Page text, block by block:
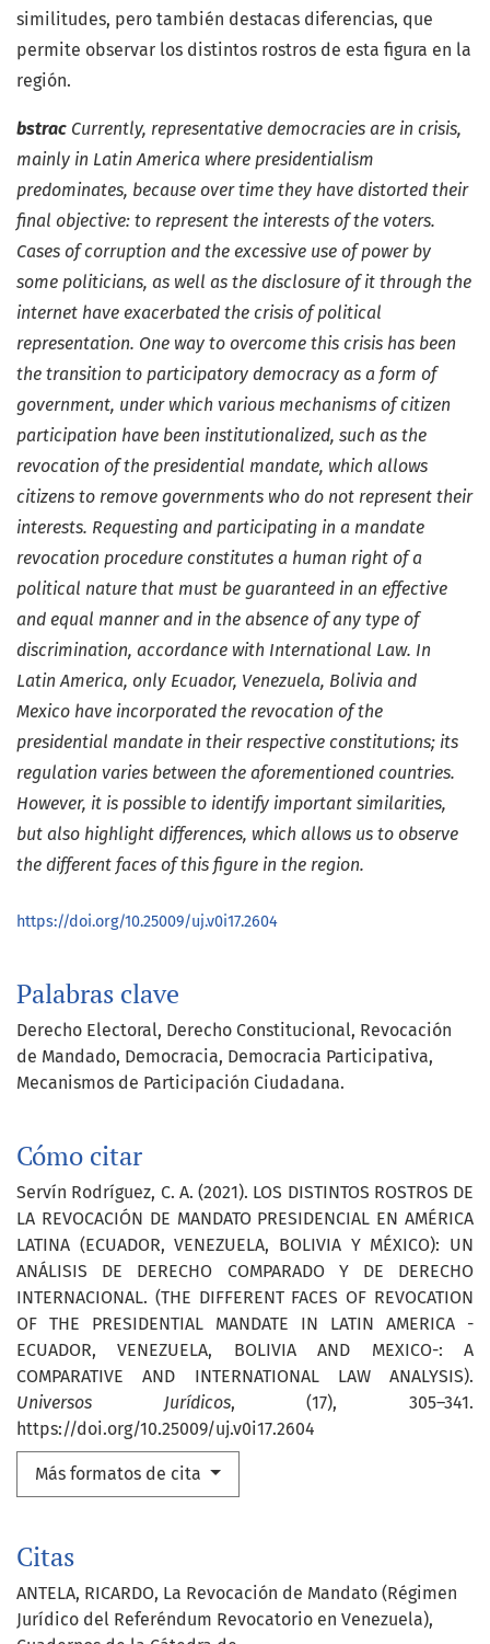
Palabras clave
Derecho Electoral Derecho Constitucional Revocación
de Mandado Democracia Democracia Participativa
Mecanismos de Participación Ciudadana.
Cómo citar
Servín Rodríguez, C. A. (2021). LOS DISTINTOS ROSTROS DE
LA REVOCACIÓN DE MANDATO PRESIDENCIAL EN AMÉRICA
LATINA (ECUADOR, VENEZUELA, BOLIVIA Y MÉXICO): UN
ANÁLISIS DE DERECHO COMPARADO Y DE DERECHO
INTERNACIONAL. (THE DIFFERENT FACES OF REVOCATION
OF THE PRESIDENTIAL MANDATE IN LATIN AMERICA -
ECUADOR, VENEZUELA, BOLIVIA AND MEXICO-: A
COMPARATIVE AND INTERNATIONAL LAW ANALYSIS).
Universos Jurídicos, (17), 305–341.
https://doi.org/10.25009/uj.v0i17.2604
Más formatos de cita
similitudes, pero también destacas diferencias, que
permite observar los distintos rostros de esta figura en la
región.
bstrac Currently, representative democracies are in crisis,
mainly in Latin America where presidentialism
predominates, because over time they have distorted their
final objective: to represent the interests of the voters.
Cases of corruption and the excessive use of power by
some politicians, as well as the disclosure of it through the
internet have exacerbated the crisis of political
representation. One way to overcome this crisis has been
the transition to participatory democracy as a form of
government, under which various mechanisms of citizen
participation have been institutionalized, such as the
revocation of the presidential mandate, which allows
citizens to remove governments who do not represent their
interests. Requesting and participating in a mandate
revocation procedure constitutes a human right of a
political nature that must be guaranteed in an effective
and equal manner and in the absence of any type of
discrimination, accordance with International Law. In
Latin America, only Ecuador, Venezuela, Bolivia and
Mexico have incorporated the revocation of the
presidential mandate in their respective constitutions; its
regulation varies between the aforementioned countries.
However, it is possible to identify important similarities,
but also highlight differences, which allows us to observe
the different faces of this figure in the region.
https://doi.org/10.25009/uj.v0i17.2604
Citas
ANTELA, RICARDO, La Revocación de Mandato (Régimen
Jurídico del Referéndum Revocatorio en Venezuela),